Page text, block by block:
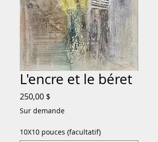
L'encre et le béret
250,00 $
Sur demande
10X10 pouces (facultatif)